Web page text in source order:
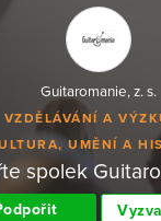
Guitaromanie, z. s.
VZDĚLÁVÁNÍ A
UMĚNÍ A
spolek